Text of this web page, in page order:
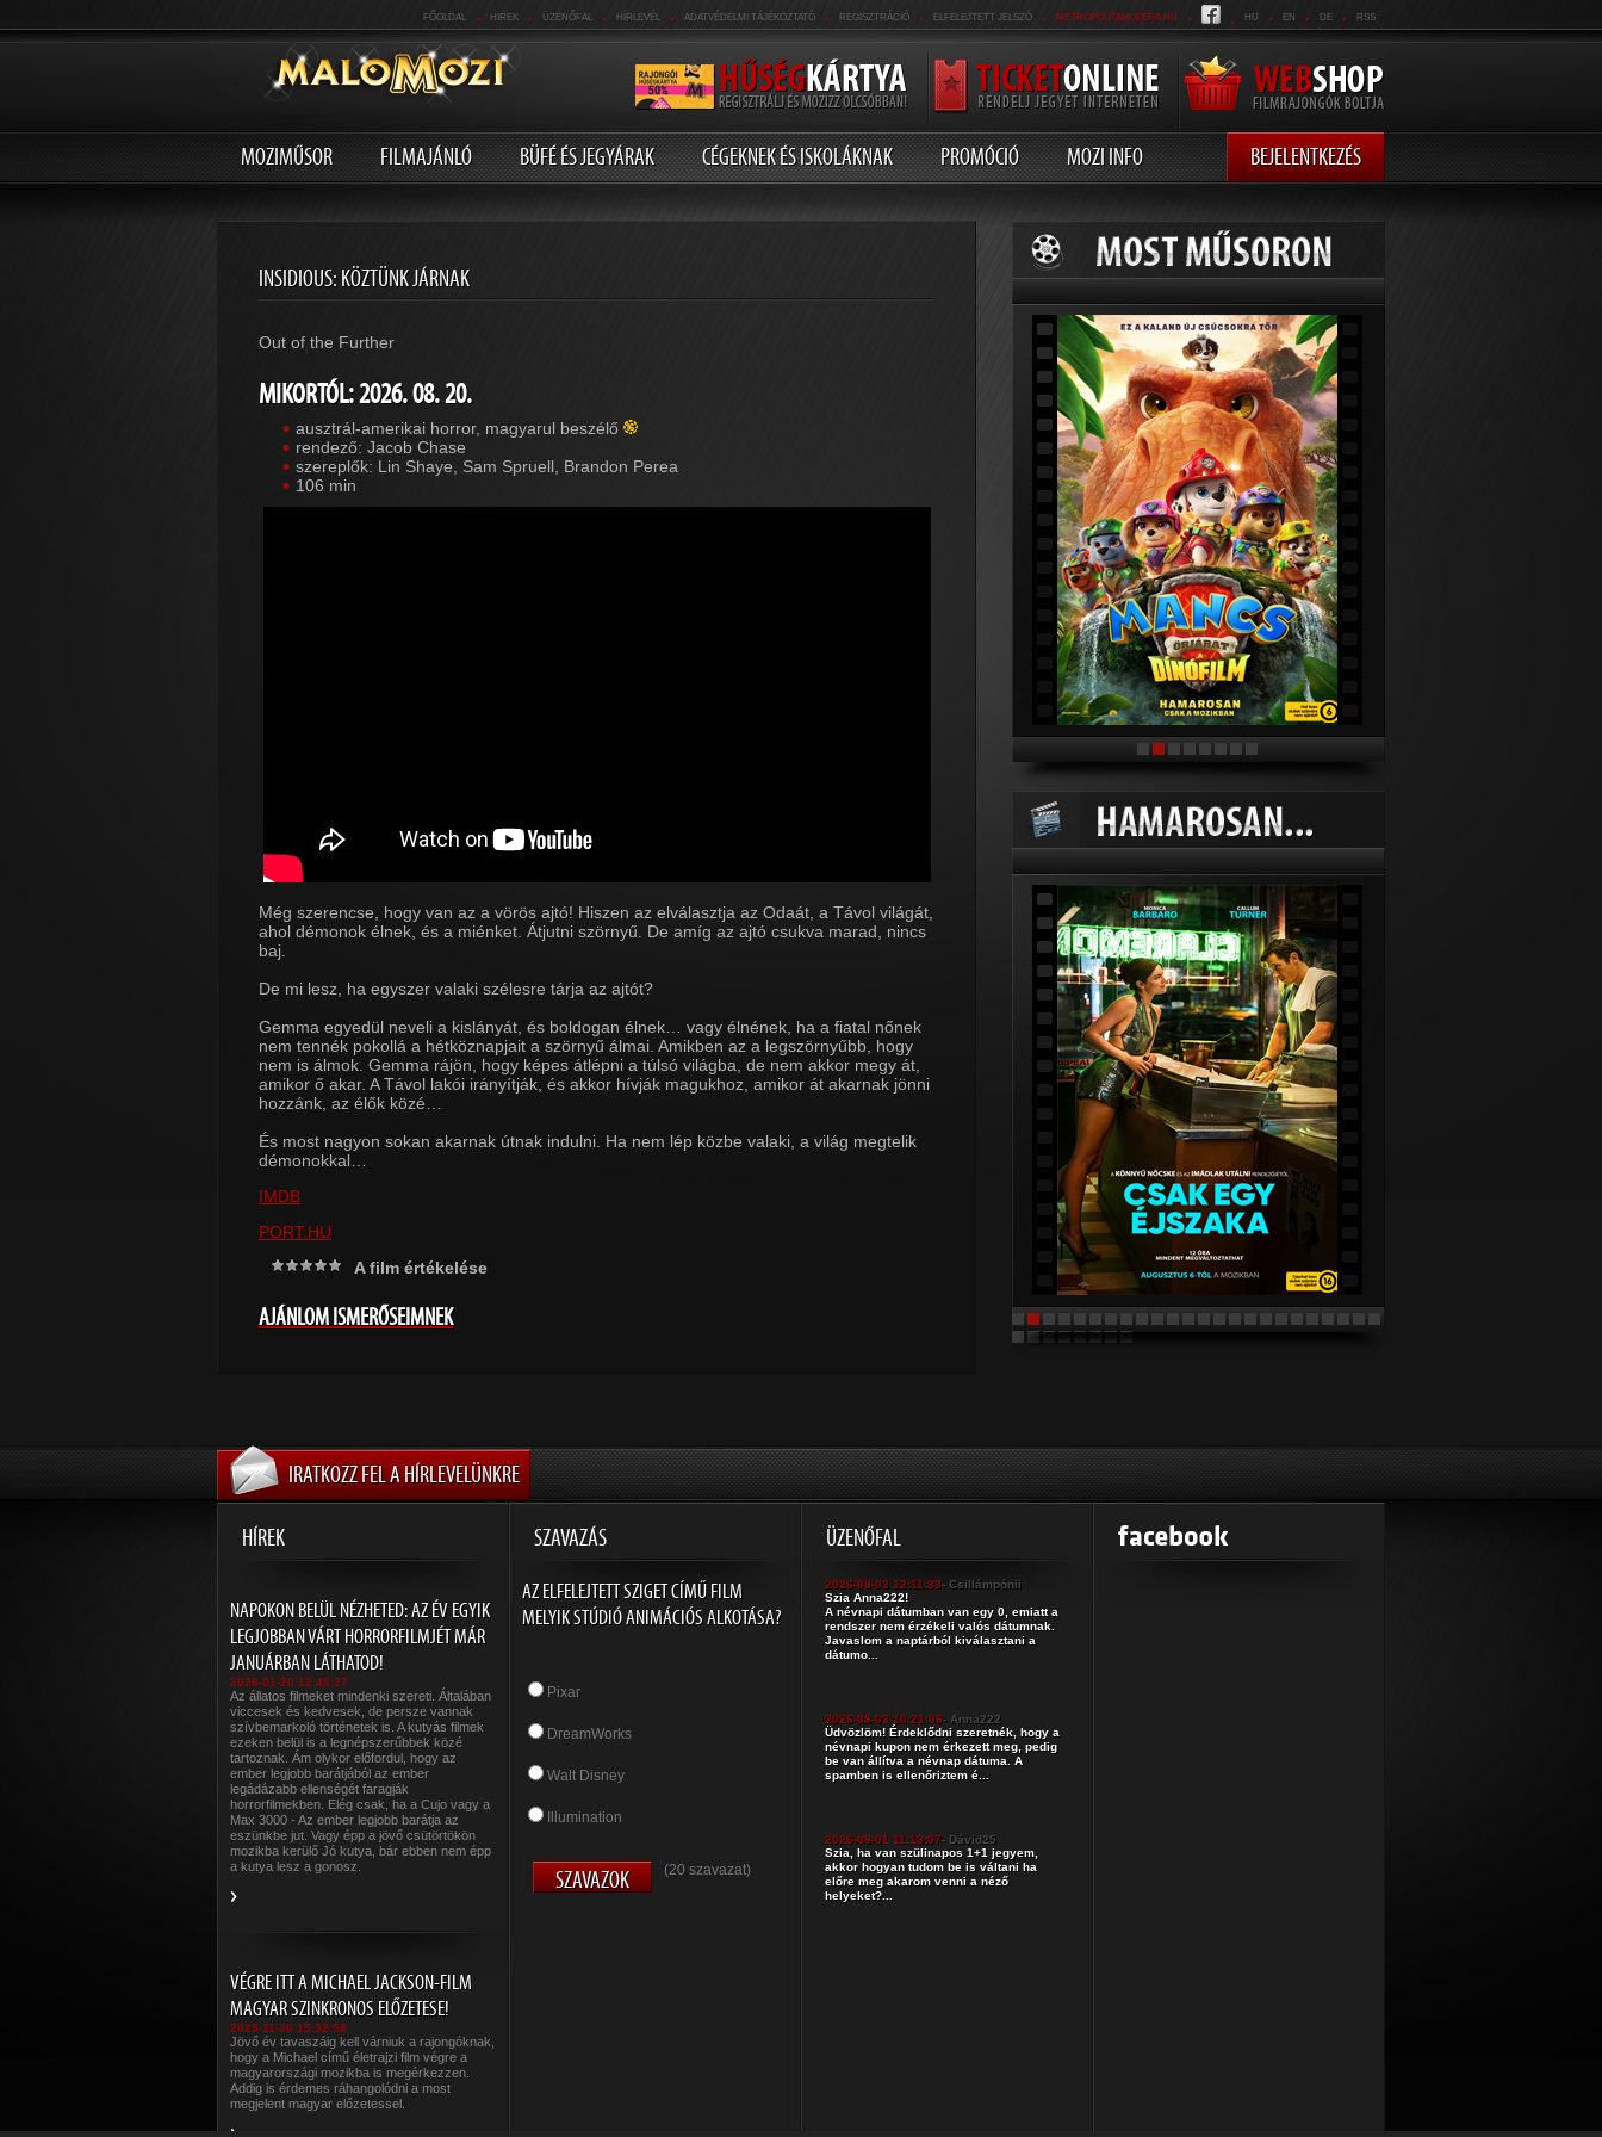
FŐOLDAL . HIREK . ÜZENŐFAL . HÍRLEVÉL . ADATVÉDELMI TÁJÉKOZTATÓ . REGISZTRÁCIÓ . ELFELEJTETT JELSZÓ . METROPOLITANOPERA.HU . . HU . EN . DE . RSS
MOZIMŰSOR FILMAJÁNLÓ BÜFÉ ÉS JEGYÁRAK CÉGEKNEK ÉS ISKOLÁKNAK PROMÓCIÓ MOZI INFO BEJELENTKEZÉS
INSIDIOUS: KÖZTÜNK JÁRNAK
Out of the Further
MIKORTÓL: 2026. 08. 20.
ausztrál-amerikai horror, magyarul beszélő
rendező: Jacob Chase
szereplők: Lin Shaye, Sam Spruell, Brandon Perea
106 min
Még szerencse, hogy van az a vörös ajtó! Hiszen az elválasztja az Odaát, a Távol világát,
ahol démonok élnek, és a miénket. Átjutni szörnyű. De amíg az ajtó csukva marad, nincs
baj.
De mi lesz, ha egyszer valaki szélesre tárja az ajtót?
Gemma egyedül neveli a kislányát, és boldogan élnek… vagy élnének, ha a fiatal nőnek
nem tennék pokollá a hétköznapjait a szörnyű álmai. Amikben az a legszörnyűbb, hogy
nem is álmok. Gemma rájön, hogy képes átlépni a túlsó világba, de nem akkor megy át,
amikor ő akar. A Távol lakói irányítják, és akkor hívják magukhoz, amikor át akarnak jönni
hozzánk, az élők közé…
És most nagyon sokan akarnak útnak indulni. Ha nem lép közbe valaki, a világ megtelik
démonokkal…
IMDB
PORT.HU
A film értékelése
AJÁNLOM ISMERŐSEIMNEK
IRATKOZZ FEL A HÍRLEVELÜNKRE
HÍREK SZAVAZÁS ÜZENŐFAL
NAPOKON BELÜL NÉZHETED: AZ ÉV EGYIK
LEGJOBBAN VÁRT HORRORFILMJÉT MÁR
JANUÁRBAN LÁTHATOD!
2026-01-20 12:45:27
Az állatos filmeket mindenki szereti. Általában
viccesek és kedvesek, de persze vannak
szívbemarkoló történetek is. A kutyás filmek
ezeken belül is a legnépszerűbbek közé
tartoznak. Ám olykor előfordul, hogy az
ember legjobb barátjából az ember
legádázabb ellenségét faragják
horrorfilmekben. Elég csak, ha a Cujo vagy a
Max 3000 - Az ember legjobb barátja az
eszünkbe jut. Vagy épp a jövő csütörtökön
mozikba kerülő Jó kutya, bár ebben nem épp
a kutya lesz a gonosz.
VÉGRE ITT A MICHAEL JACKSON-FILM
MAGYAR SZINKRONOS ELŐZETESE!
2025-11-26 15:32:58
Jövő év tavaszáig kell várniuk a rajongóknak,
hogy a Michael című életrajzi film végre a
magyarországi mozikba is megérkezzen.
Addig is érdemes ráhangolódni a most
megjelent magyar előzetessel.
AZ ELFELEJTETT SZIGET CÍMŰ FILM
MELYIK STÚDIÓ ANIMÁCIÓS ALKOTÁSA?
Pixar
DreamWorks
Walt Disney
Illumination
(20 szavazat)
2026-08-03 12:11:33- Csillámpónii
Szia Anna222!
A névnapi dátumban van egy 0, emiatt a
rendszer nem érzékeli valós dátumnak.
Javaslom a naptárból kiválasztani a
dátumo...
2026-08-03 10:21:06- Anna222
Üdvözlöm! Érdeklődni szeretnék, hogy a
névnapi kupon nem érkezett meg, pedig
be van állítva a névnap dátuma. A
spamben is ellenőriztem é...
2026-08-01 11:13:07- Dávid25
Szia, ha van szülinapos 1+1 jegyem,
akkor hogyan tudom be is váltani ha
előre meg akarom venni a néző
helyeket?...